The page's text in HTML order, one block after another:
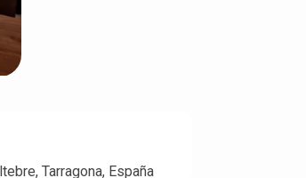
Tarragona, España